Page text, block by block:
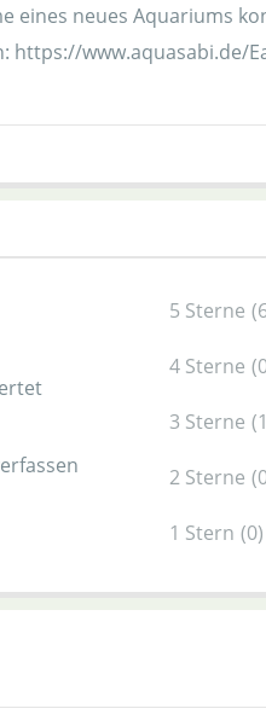
eines neues Aquariums
www.aquasabi.de/
5 Sterne
4 Sterne
3 Sterne
2 Sterne
1 Stern (0)